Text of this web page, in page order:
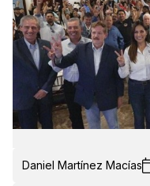
Daniel Martínez Macías